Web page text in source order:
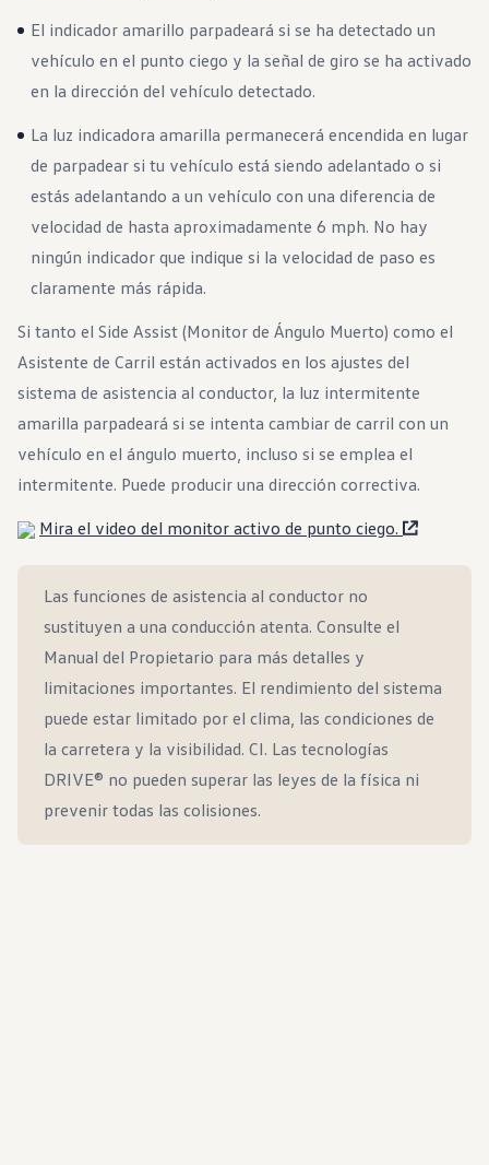
Express Service
Cobertura de remolque después del servicio
Servicio de vehículos eléctricos
Financiamiento de servicio y piezas
Neumáticos y ruedas
Financiación de servicio y piezas
Cuentas y pagos
Preguntas frecuentes sobre finanzas
Financiación de servicio y piezas
Opciones de intercambio y actualización
Aplicaciones y servicios conectados
Aplicación myVW
Actualizaciones de software del vehículo
Planes y servicios conectados
SiriusXM
Beneficios de tener un EV y de recargarlo
Programa de accesibilidad para conductores
Beneficios de los vehículos usados certificados
Acerca de VW
Misión y valores
Nuestra historia
Información Corporativa
Marca y comunidad
Sala de prensa
Moldeado por el pueblo
Encuentre un concesionario de Volkswagen
Ayuda y soporte
El indicador amarillo parpadeará si se ha detectado un
vehículo en el punto ciego y la señal de giro se ha activado
en la dirección del vehículo detectado.
La luz indicadora amarilla permanecerá encendida en lugar
de parpadear si tu vehículo está siendo adelantado o si
estás adelantando a un vehículo con una diferencia de
velocidad de hasta aproximadamente 6 mph. No hay
ningún indicador que indique si la velocidad de paso es
claramente más rápida.
Si tanto el Side Assist (Monitor de Ángulo Muerto) como el
Asistente de Carril están activados en los ajustes del
sistema de asistencia al conductor, la luz intermitente
amarilla parpadeará si se intenta cambiar de carril con un
vehículo en el ángulo muerto, incluso si se emplea el
intermitente. Puede producir una dirección correctiva.
Mira el video del monitor activo de punto ciego.
Las funciones de asistencia al conductor no
sustituyen a una conducción atenta. Consulte el
Manual del Propietario para más detalles y
limitaciones importantes. El rendimiento del sistema
puede estar limitado por el clima, las condiciones de
la carretera y la visibilidad. CI. Las tecnologías
DRIVE® no pueden superar las leyes de la física ni
prevenir todas las colisiones.